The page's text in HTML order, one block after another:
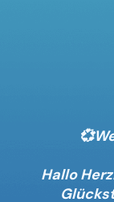
Hallo